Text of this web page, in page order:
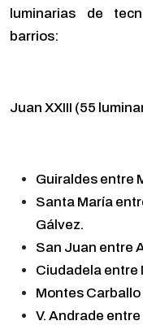
luminarias de
barrios:
Juan XXIII (55
Guiraldes entre
Santa María
Gálvez.
San Juan entre
Ciudadela entre
Montes Carballo
V. Andrade